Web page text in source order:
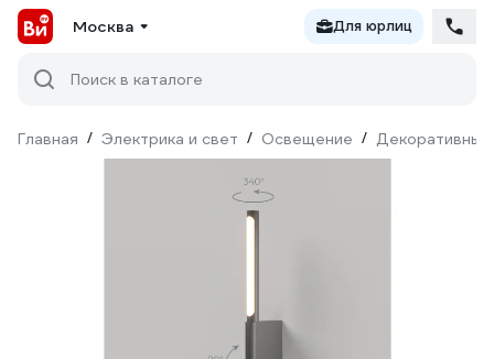
Москва Для юрлиц
Поиск в каталоге
Главная / Электрика и свет / Освещение / Декоративный